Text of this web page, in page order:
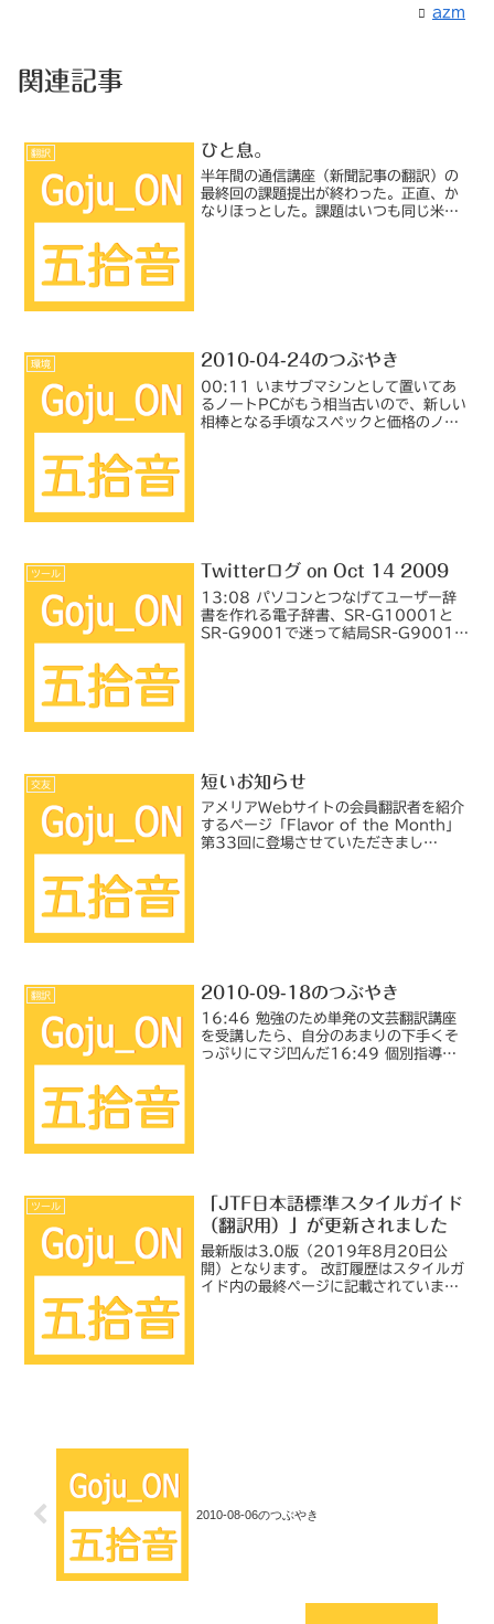
azm
関連記事
翻訳 ひと息。
半年間の通信講座（新聞記事の翻訳）の
最終回の課題提出が終わった。正直、か
なりほっとした。課題はいつも同じ米国
環境 2010-04-24のつぶやき
00:11 いまサブマシンとして置いてあ
るノートPCがもう相当古いので、新しい
相棒となる手頃なスペックと価格のノー
ツール Twitterログ on Oct 14 2009
13:08 パソコンとつなげてユーザー辞
書を作れる電子辞書、SR-G10001と
SR-G9001で迷って結局SR-G9001に
交友 短いお知らせ
アメリアWebサイトの会員翻訳者を紹介
するページ「Flavor of the Month」
第33回に登場させていただきまし
翻訳 2010-09-18のつぶやき
16:46 勉強のため単発の文芸翻訳講座
を受講したら、自分のあまりの下手くそ
っぷりにマジ凹んだ16:49 個別指導で
ツール
「JTF日本語標準スタイルガイド
（翻訳用）」が更新されました
最新版は3.0版（2019年8月20日公
開）となります。 改訂履歴はスタイルガ
イド内の最終ページに記載されています
2010-08-06のつぶやき